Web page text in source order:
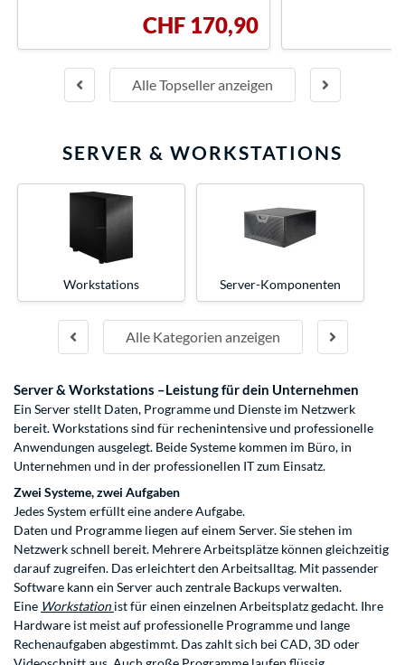
Alle Topseller anzeigen
CHF 170,90
SERVER & WORKSTATIONS
Alle Kategorien anzeigen
Workstations Server-Komponenten
Server & Workstations –Leistung für dein Unternehmen
Ein Server stellt Daten, Programme und Dienste im Netzwerk
bereit. Workstations sind für rechenintensive und professionelle
Anwendungen ausgelegt. Beide Systeme kommen im Büro, in
Unternehmen und in der professionellen IT zum Einsatz.
Zwei Systeme, zwei Aufgaben
Jedes System erfüllt eine andere Aufgabe.
Daten und Programme liegen auf einem Server. Sie stehen im
Netzwerk schnell bereit. Mehrere Arbeitsplätze können gleichzeitig
darauf zugreifen. Das erleichtert den Arbeitsalltag. Mit passender
Software kann ein Server auch zentrale Backups verwalten.
Eine Workstationist für einen einzelnen Arbeitsplatz gedacht. Ihre
Hardware ist meist auf professionelle Programme und lange
Rechenaufgaben abgestimmt. Das zahlt sich bei CAD, 3D oder